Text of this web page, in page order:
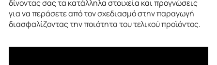
δίνοντας σας τα κατάλληλα στοιχεία και προγνώσεις
για να περάσετε από τον σχεδιασμό στην παραγωγή
διασφαλίζοντας την ποιότητα του τελικού προϊόντος.